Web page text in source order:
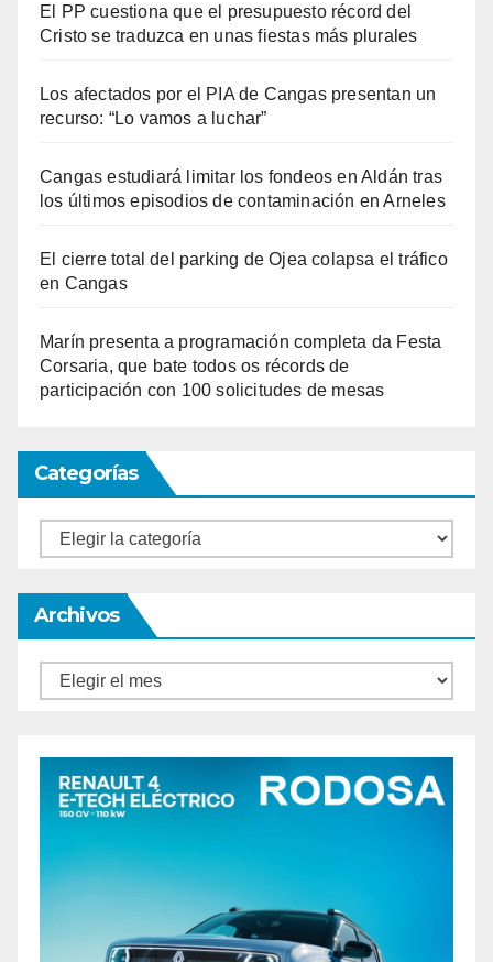
El PP cuestiona que el presupuesto récord del
Cristo se traduzca en unas fiestas más plurales
Los afectados por el PIA de Cangas presentan un
recurso: “Lo vamos a luchar”
Cangas estudiará limitar los fondeos en Aldán tras
los últimos episodios de contaminación en Arneles
El cierre total del parking de Ojea colapsa el tráfico
en Cangas
Marín presenta a programación completa da Festa
Corsaria, que bate todos os récords de
participación con 100 solicitudes de mesas
Categorías
Categorías
Archivos
Archivos